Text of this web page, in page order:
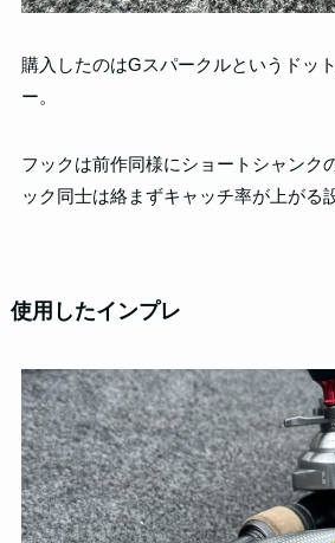
購入したのはGスパークルというドッ
ー。
フックは前作同様にショートシャンク
ック同士は絡まずキャッチ率が上がる
使用したインプレ